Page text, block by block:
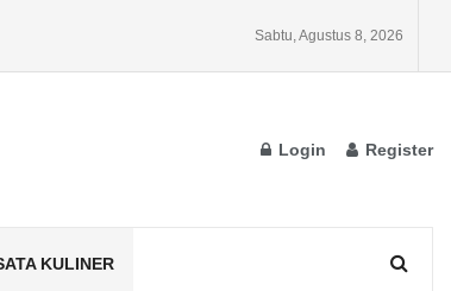
Sabtu, Agustus 8, 2026
Login Register
KULINER